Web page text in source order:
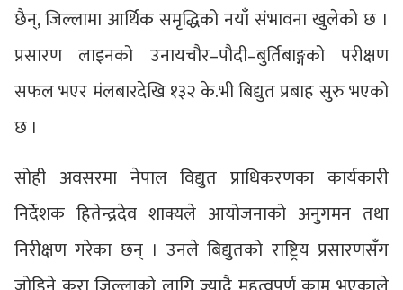
छैन्, जिल्लामा आर्थिक समृद्धिको नयाँ संभावना खुलेको छ ।
प्रसारण लाइनको उनायचौर–पौदी–बुर्तिबाङ्गको परीक्षण
सफल भएर मंलबारदेखि १३२ के.भी बिद्युत प्रबाह सुरु भएको
छ ।
सोही अवसरमा नेपाल विद्युत प्राधिकरणका कार्यकारी
निर्देशक हितेन्द्रदेव शाक्यले आयोजनाको अनुगमन तथा
निरीक्षण गरेका छन् । उनले बिद्युतको राष्ट्रिय प्रसारणसँग